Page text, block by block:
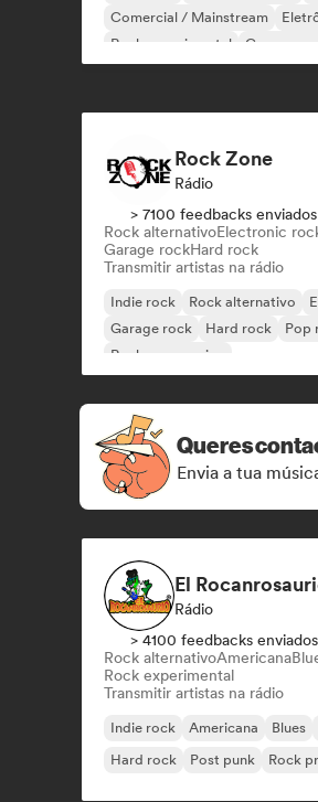
Comercial / Mainstream
Rock experimental
Garage
Rock Zone
Rádio
> 7100 feedbacks enviados
Rock alternativoElectronic
Garage rockHard rock
Transmitir artistas na rádio
Indie rock Rock alternativo
Garage rock
Hard rock Pop
Rock progressivo
Queres
Envia a tua
El
Rádio
> 4100 feedbacks enviados
Rock alternativoAmericana
Rock experimental
Transmitir artistas na rádio
Indie rock Americana Blues
Hard rock
Post punk Rock